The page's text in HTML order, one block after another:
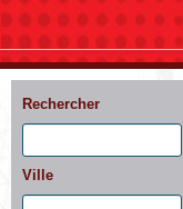
Rechercher
Ville